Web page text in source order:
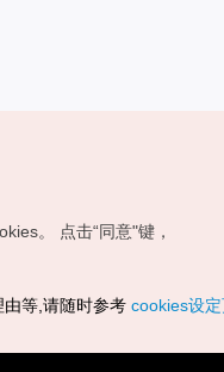
有
。
点击“同意"键，
等,请随时参考 cookies设